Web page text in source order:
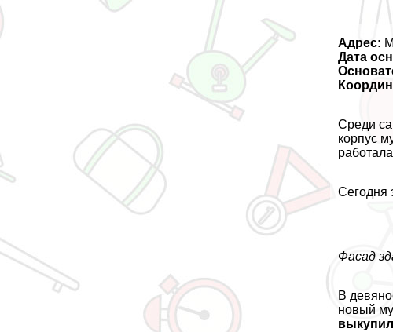
Адрес:
Дата
Среди
корпус
Сегодня
Фасад
В
новый